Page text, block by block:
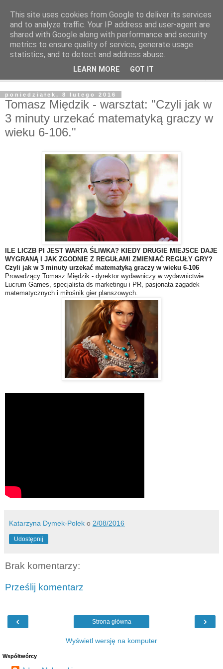
poniedziałek, 8 lutego 2016
Tomasz Międzik - warsztat: "Czyli jak w
3 minuty urzekać matematyką graczy w
wieku 6-106."
ILE LICZB PI JEST WARTA ŚLIWKA? KIEDY DRUGIE MIEJSCE DAJE
WYGRANĄ I JAK ZGODNIE Z REGUŁAMI ZMIENIAĆ REGUŁY GRY?
Czyli jak w 3 minuty urzekać matematyką graczy w wieku 6-106
Prowadzący Tomasz Międzik - dyrektor wydawniczy w wydawnictwie
Lucrum Games, specjalista ds marketingu i PR, pasjonata zagadek
matematycznych i miłośnik gier planszowych.
Katarzyna Dymek-Polek o 2/08/2016
Udostępnij
Brak komentarzy:
Prześlij komentarz
‹ ›
Strona główna
Wyświetl wersję na komputer
Współtwórcy
This site uses cookies from Google to deliver its services
and to analyze traffic. Your IP address and user-agent are
shared with Google along with performance and security
metrics to ensure quality of service, generate usage
statistics, and to detect and address abuse.
LEARN MORE GOT IT